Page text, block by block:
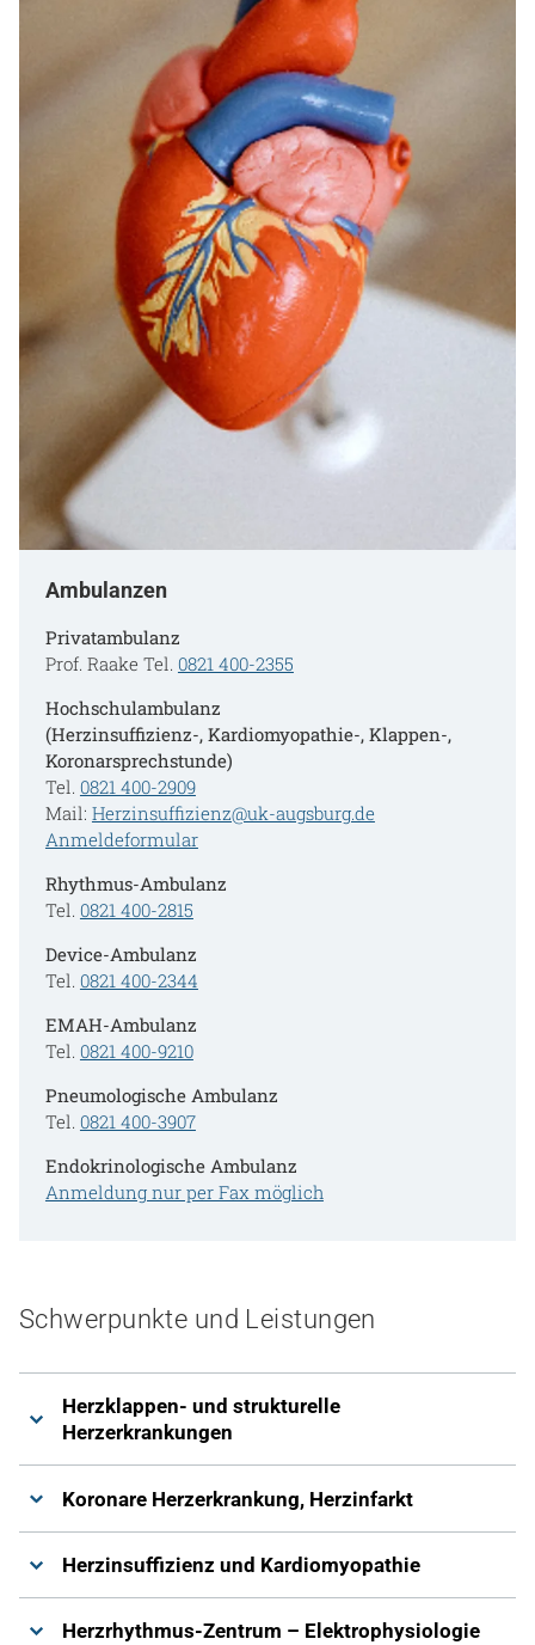
Ambulanzen
Privatambulanz
Prof. Raake Tel. 0821 400-2355
Hochschulambulanz
(Herzinsuffizienz-, Kardiomyopathie-, Klappen-,
Koronarsprechstunde)
Tel. 0821 400-2909
Mail: Herzinsuffizienz@uk-augsburg.de
Anmeldeformular
Rhythmus-Ambulanz
Tel. 0821 400-2815
Device-Ambulanz
Tel. 0821 400-2344
EMAH-Ambulanz
Tel. 0821 400-9210
Pneumologische Ambulanz
Tel. 0821 400-3907
Endokrinologische Ambulanz
Anmeldung nur per Fax möglich
Schwerpunkte und Leistungen
Herzklappen- und strukturelle
Herzerkrankungen
Koronare Herzerkrankung, Herzinfarkt
Herzinsuffizienz und Kardiomyopathie
Herzrhythmus-Zentrum – Elektrophysiologie